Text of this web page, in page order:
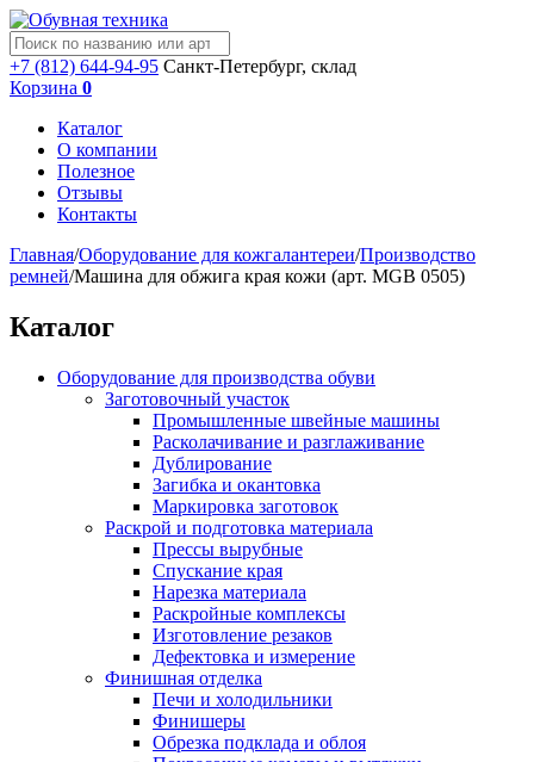
+7 (812) 644-94-95 Санкт-Петербург, склад
Корзина 0
Каталог
О компании
Полезное
Отзывы
Контакты
Главная/Оборудование для кожгалантереи/Производство
ремней/Машина для обжига края кожи (арт. MGB 0505)
Каталог
Оборудование для производства обуви
Заготовочный участок
Промышленные швейные машины
Расколачивание и разглаживание
Дублирование
Загибка и окантовка
Маркировка заготовок
Раскрой и подготовка материала
Прессы вырубные
Спускание края
Нарезка материала
Раскройные комплексы
Изготовление резаков
Дефектовка и измерение
Финишная отделка
Печи и холодильники
Финишеры
Обрезка подклада и облоя